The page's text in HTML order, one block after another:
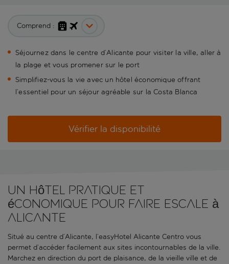
Comprend :
Séjournez dans le centre d’Alicante pour visiter la ville, aller à
la plage et vous promener sur le port
Simplifiez-vous la vie avec un hôtel économique offrant
l’essentiel pour un séjour agréable sur la Costa Blanca
Vérifier la disponibilité
Un hôtel pratique et
économique pour faire escale à
Alicante
Situé au centre d’Alicante, l’easyHotel Alicante Centro vous
permet d’accéder facilement aux sites incontournables de la ville.
Marchez en direction du port de plaisance, de la vieille ville et de